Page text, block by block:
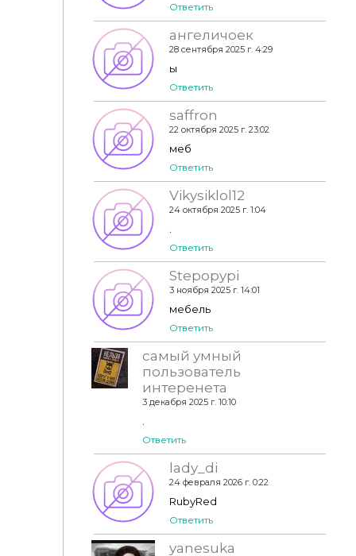
Ответить
ангеличоек
28 сентября 2025 г. 4:29
ы
Ответить
saffron
22 октября 2025 г. 23:02
меб
Ответить
Vikysiklol12
24 октября 2025 г. 1:04
.
Ответить
Stepopypi
3 ноября 2025 г. 14:01
мебель
Ответить
самый умный
пользователь
интеренета
3 декабря 2025 г. 10:10
.
Ответить
lady_di
24 февраля 2026 г. 0:22
RubyRed
Ответить
yanesuka